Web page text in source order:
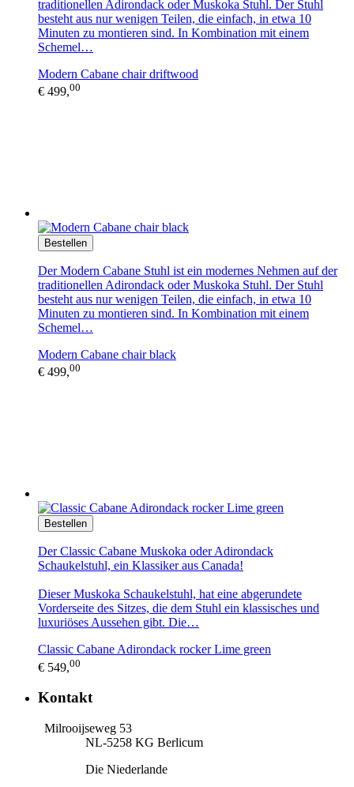
traditionellen Adirondack oder Muskoka Stuhl. Der Stuhl
besteht aus nur wenigen Teilen, die einfach, in etwa 10
Minuten zu montieren sind. In Kombination mit einem
Schemel…
Modern Cabane chair driftwood
€ 499,00
Bestellen
Der Modern Cabane Stuhl ist ein modernes Nehmen auf der
traditionellen Adirondack oder Muskoka Stuhl. Der Stuhl
besteht aus nur wenigen Teilen, die einfach, in etwa 10
Minuten zu montieren sind. In Kombination mit einem
Schemel…
Modern Cabane chair black
€ 499,00
Bestellen
Der Classic Cabane Muskoka oder Adirondack
Schaukelstuhl, ein Klassiker aus Canada!
Dieser Muskoka Schaukelstuhl, hat eine abgerundete
Vorderseite des Sitzes, die dem Stuhl ein klassisches und
luxuriöses Aussehen gibt. Die…
Classic Cabane Adirondack rocker Lime green
€ 549,00
Kontakt
Milrooijseweg 53
NL-5258 KG Berlicum
Die Niederlande